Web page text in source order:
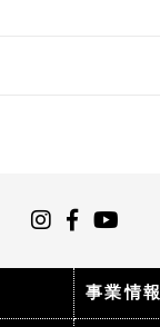
事業情報